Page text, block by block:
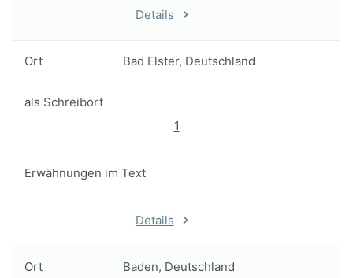
Details
Ort Bad Elster, Deutschland
als Schreibort
1
Erwähnungen im Text
Details
Ort Baden, Deutschland